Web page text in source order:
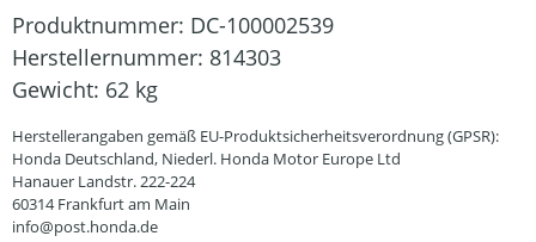
Produktnummer: DC-100002539
Herstellernummer: 814303
Gewicht: 62 kg
Herstellerangaben gemäß EU-Produktsicherheitsverordnung (GPSR):
Honda Deutschland, Niederl. Honda Motor Europe Ltd
Hanauer Landstr. 222-224
60314 Frankfurt am Main
info@post.honda.de